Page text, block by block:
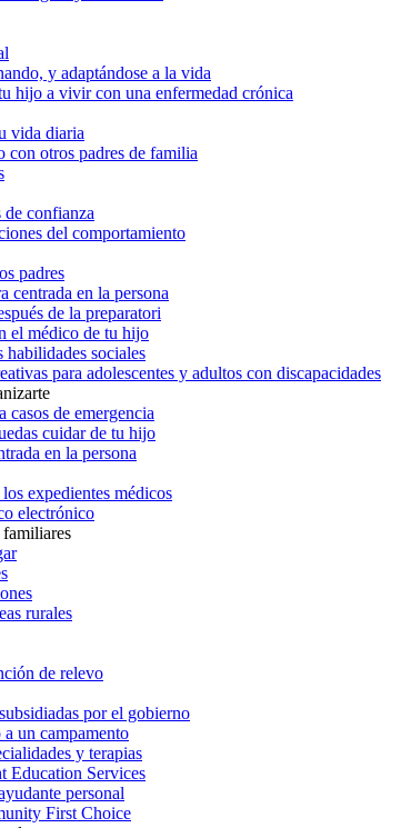
y adaptándose a la vida
hijo a vivir con una enfermedad crónica
vida diaria
con otros padres de familia
de confianza
del comportamiento
padres
centrada en la persona
de la preparatori
el médico de tu hijo
habilidades sociales
para adolescentes y adultos con discapacidades
casos de emergencia
cuidar de tu hijo
en la persona
expedientes médicos
electrónico
rurales
de relevo
por el gobierno
un campamento
y terapias
Education Services
personal
First Choice